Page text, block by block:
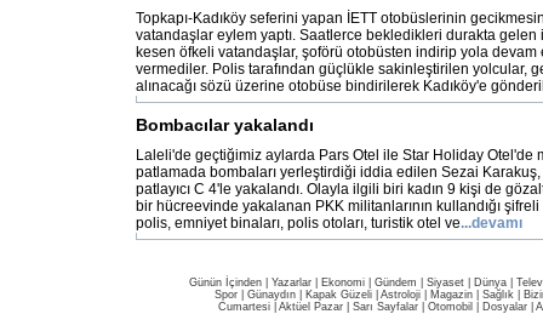
Topkapı-Kadıköy seferini yapan İETT otobüslerinin
vatandaşlar eylem yaptı. Saatlerce bekledikleri durakta
kesen öfkeli vatandaşlar, şoförü otobüsten indirip yola devam
vermediler. Polis tarafından güçlükle sakinleştirilen yolcular,
alınacağı sözü üzerine otobüse bindirilerek Kadıköy'e
Bombacılar yakalandı
Laleli'de geçtiğimiz aylarda Pars Otel ile Star Holiday Otel'de
patlamada bombaları yerleştirdiği iddia edilen Sezai
patlayıcı C 4'le yakalandı. Olayla ilgili biri kadın 9 kişi de
bir hücreevinde yakalanan PKK militanlarının kullandığı
polis, emniyet binaları, polis otoları, turistik otel ve...devamı
Günün İçinden Yazarlar Ekonomi Gündem Siyaset Dünya |
Spor
Günaydın Kapak Güzeli Astroloji Magazin Sağlık
Cumartesi| Aktüel Pazar| Sarı Sayfalar| Otomobil Dosyalar|